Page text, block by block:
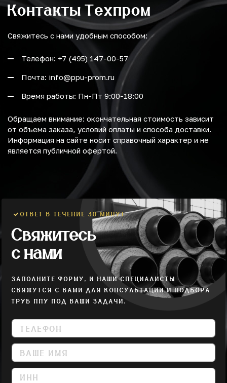
Контакты Техпром
Свяжитесь с нами удобным способом:
Телефон: +7 (495) 147-00-57
Почта: info@ppu-prom.ru
Время работы: Пн-Пт 9:00-18:00
Обращаем внимание: окончательная стоимость зависит
от объема заказа, условий оплаты и способа доставки.
Информация на сайте носит справочный характер и не
является публичной офертой.
ОТВЕТ В ТЕЧЕНИЕ 30 МИНУТ
Свяжитесь
с нами
ЗАПОЛНИТЕ ФОРМУ, И НАШИ СПЕЦИАЛИСТЫ
СВЯЖУТСЯ С ВАМИ ДЛЯ КОНСУЛЬТАЦИИ И ПОДБОРА
ТРУБ ППУ ПОД ВАШИ ЗАДАЧИ.